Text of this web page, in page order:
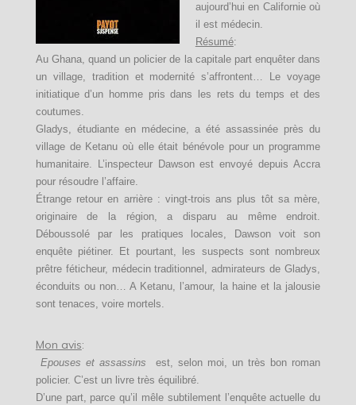
aujourd’hui en Californie où
il est médecin.
Résumé:
Au Ghana, quand un policier de la capitale part enquêter dans
un village, tradition et modernité s’affrontent… Le voyage
initiatique d’un homme pris dans les rets du temps et des
coutumes.
Gladys, étudiante en médecine, a été assassinée près du
village de Ketanu où elle était bénévole pour un programme
humanitaire. L’inspecteur Dawson est envoyé depuis Accra
pour résoudre l’affaire.
Étrange retour en arrière : vingt-trois ans plus tôt sa mère,
originaire de la région, a disparu au même endroit.
Déboussolé par les pratiques locales, Dawson voit son
enquête piétiner. Et pourtant, les suspects sont nombreux
prêtre féticheur, médecin traditionnel, admirateurs de Gladys,
éconduits ou non… A Ketanu, l’amour, la haine et la jalousie
sont tenaces, voire mortels.
Mon avis:
Epouses et assassins est, selon moi, un très bon roman
policier. C’est un livre très équilibré.
D’une part, parce qu’il mêle subtilement l’enquête actuelle du